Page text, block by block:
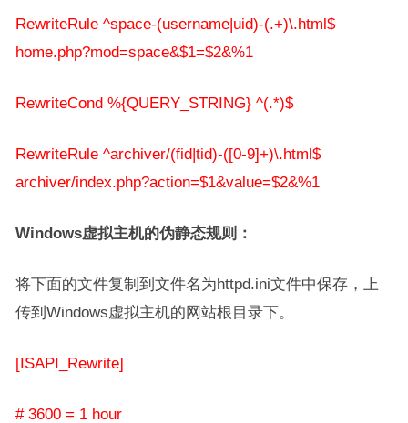
RewriteRule ^space-(username|uid)-(.+)\.html$
home.php?mod=space&$1=$2&%1
RewriteCond %{QUERY_STRING} ^(.*)$
RewriteRule ^archiver/(fid|tid)-([0-9]+)\.html$
archiver/index.php?action=$1&value=$2&%1
Windows虚拟主机的伪静态规则：
将下面的文件复制到文件名为httpd.ini文件中保存，上
传到Windows虚拟主机的网站根目录下。
[ISAPI_Rewrite]
# 3600 = 1 hour